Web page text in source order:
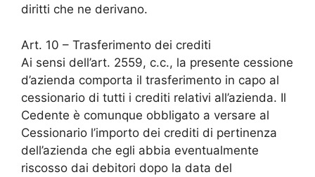
diritti che ne derivano.
Art. 10 – Trasferimento dei crediti
Ai sensi dell’art. 2559, c.c., la presente cessione
d’azienda comporta il trasferimento in capo al
cessionario di tutti i crediti relativi all’azienda. Il
Cedente è comunque obbligato a versare al
Cessionario l’importo dei crediti di pertinenza
dell’azienda che egli abbia eventualmente
riscosso dai debitori dopo la data del